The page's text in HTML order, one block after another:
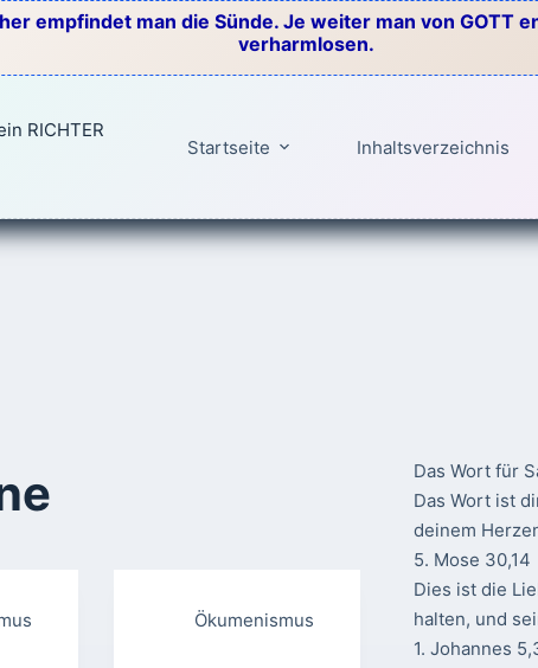
empfindet man die Sünde. Je weiter man von GOTT
verharmlosen.
RICHTER
Startseite Inhaltsverzeichnis
Ökumenismus
Das Wort für
Das Wort ist
deinem
5. Mose 30,14
Dies ist die
halten, und
1. Johannes